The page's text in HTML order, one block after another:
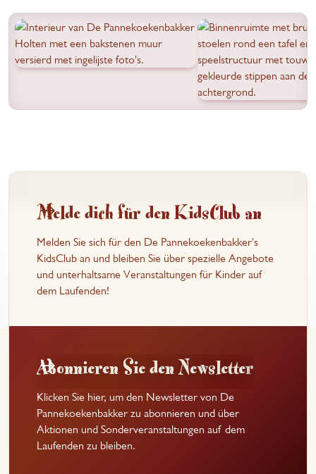
Melde dich für den KidsClub an
Melden Sie sich für den De Pannekoekenbakker's
KidsClub an und bleiben Sie über spezielle Angebote
und unterhaltsame Veranstaltungen für Kinder auf
dem Laufenden!
Abonnieren Sie den Newsletter
Klicken Sie hier, um den Newsletter von De
Pannekoekenbakker zu abonnieren und über
Aktionen und Sonderveranstaltungen auf dem
Laufenden zu bleiben.